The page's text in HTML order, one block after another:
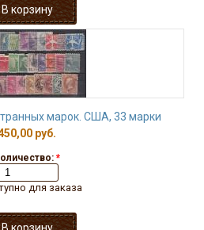
марок. США, 33 марки
руб.
*
для заказа